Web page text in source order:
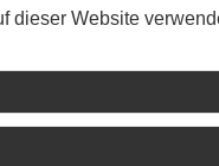
fachlicher
Bereich ganz
in meiner
Programme geben?
dieser Website